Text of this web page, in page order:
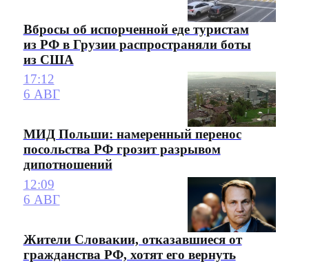
Вбросы об испорченной еде туристам
из РФ в Грузии распространяли боты
из США
17:12
6 АВГ
МИД Польши: намеренный перенос
посольства РФ грозит разрывом
дипотношений
12:09
6 АВГ
Жители Словакии, отказавшиеся от
гражданства РФ, хотят его вернуть